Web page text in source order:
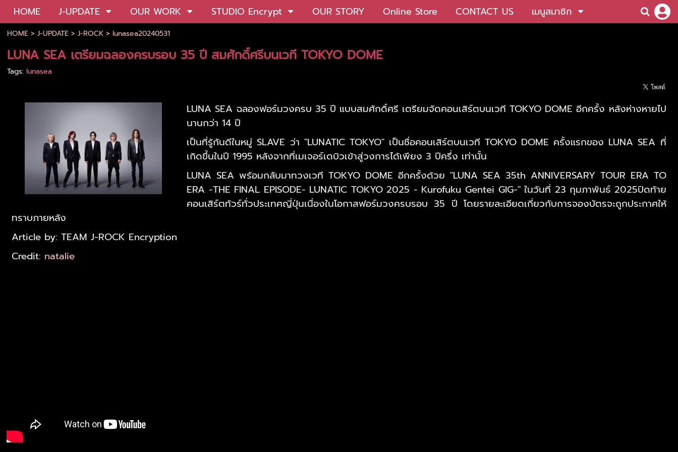
HOME J-UPDATE OUR WORK STUDIO Encrypt OUR STORY Online Store CONTACT US เมนูสมาชิก
HOME> J-UPDATE> J-ROCK> lunasea20240531
LUNA SEA เตรียมฉลองครบรอบ 35 ปี สมศักดิ์ศรีบนเวที TOKYO DOME
Tags: lunasea
LUNA SEA ฉลองฟอร์มวงครบ 35 ปี แบบสมศักดิ์ศรี เตรียมจัดคอนเสิร์ตบนเวที TOKYO DOME อีกครั้ง หลังห่างหายไป
นานกว่า 14 ปี
เป็นที่รู้กันดีในหมู่ SLAVE ว่า "LUNATIC TOKYO" เป็นชื่อคอนเสิร์ตบนเวที TOKYO DOME ครั้งแรกของ LUNA SEA ที่
เกิดขึ้นในปี 1995 หลังจากที่เมเจอร์เดบิวเข้าสู่วงการได้เพียง 3 ปีครึ่ง เท่านั้น
LUNA SEA พร้อมกลับมาทวงเวที TOKYO DOME อีกครั้งด้วย "LUNA SEA 35th ANNIVERSARY TOUR ERA TO
ERA -THE FINAL EPISODE- LUNATIC TOKYO 2025 - Kurofuku Gentei GIG-" ในวันที่ 23 กุมภาพันธ์ 2025ปิดท้าย
คอนเสิร์ตทัวร์ทั่วประเทศญี่ปุ่นเนื่องในโอกาสฟอร์มวงครบรอบ 35 ปี โดยรายละเอียดเกี่ยวกับการจองบัตรจะถูกประกาศให้
ทราบภายหลัง
Article by: TEAM J-ROCK Encryption
Credit: natalie